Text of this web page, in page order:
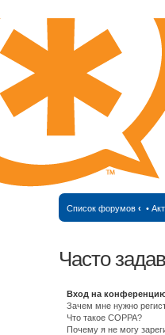
Список форумов ‹ •
Часто
Вход на
Зачем мне нужно
Что такое COPPA?
Почему я не могу